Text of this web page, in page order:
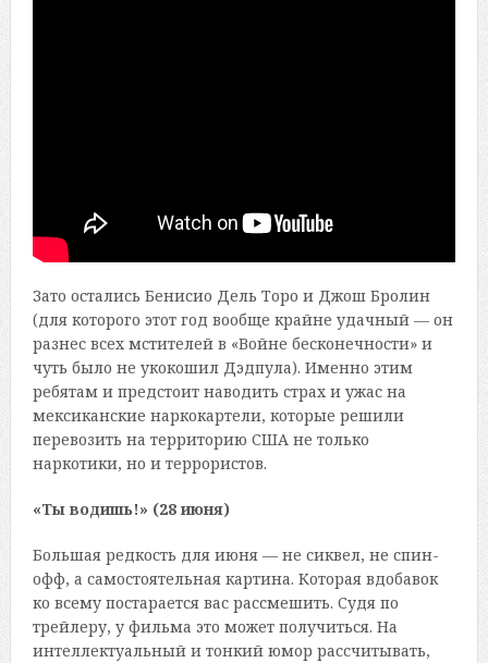
Зато остались Бенисио Дель Торо и Джош Бролин
(для которого этот год вообще крайне удачный — он
разнес всех мстителей в «Войне бесконечности» и
чуть было не укокошил Дэдпула). Именно этим
ребятам и предстоит наводить страх и ужас на
мексиканские наркокартели, которые решили
перевозить на территорию США не только
наркотики, но и террористов.
«Ты водишь!» (28 июня)
Большая редкость для июня — не сиквел, не спин-
офф, а самостоятельная картина. Которая вдобавок
ко всему постарается вас рассмешить. Судя по
трейлеру, у фильма это может получиться. На
интеллектуальный и тонкий юмор рассчитывать,